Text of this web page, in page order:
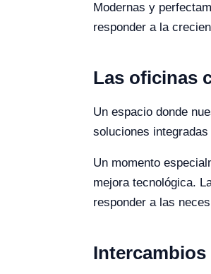
Modernas y
responder a la
Las oficinas
Un espacio donde
soluciones
Un momento
mejora tecnológica.
responder a las